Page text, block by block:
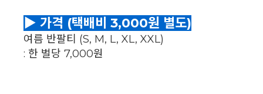
▶ 가격 (택배비 3,000원 별도)
여름 반팔티 (S, M, L, XL, XXL)
: 한 벌당 7,000원